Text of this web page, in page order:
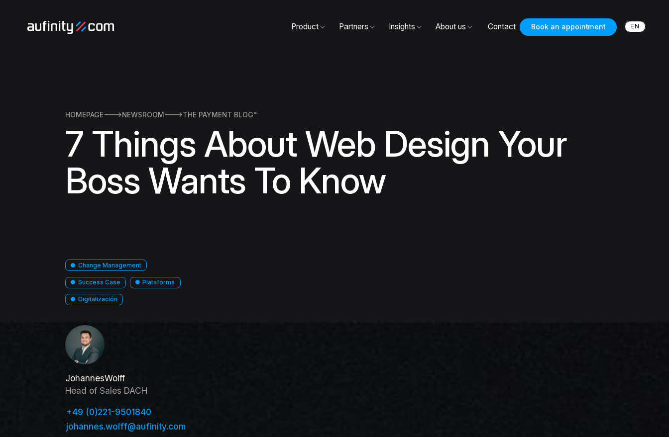
Product Partners Insights About us Contact Book an appointment EN
HOMEPAGENEWSROOM THE PAYMENT BLOG™
7 Things About Web Design Your
Boss Wants To Know
● Change Management
● Success Case ● Plataforma
● Digitalización
JohannesWolff
Head of Sales DACH
+49 (0)221-9501840
johannes.wolff@aufinity.com